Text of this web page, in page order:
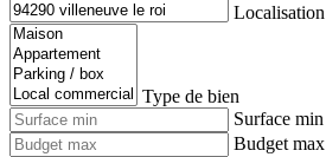
Localisation
Type de bien
Surface min
Budget max